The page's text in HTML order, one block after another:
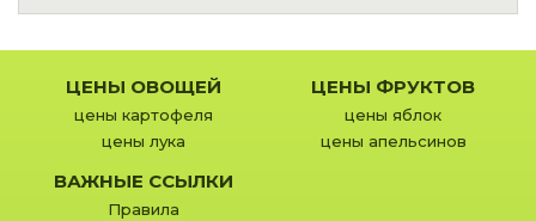
ЦЕНЫ ОВОЩЕЙ
цены картофеля
цены лука
ЦЕНЫ ФРУКТОВ
цены яблок
цены апельсинов
ВАЖНЫЕ ССЫЛКИ
Правила